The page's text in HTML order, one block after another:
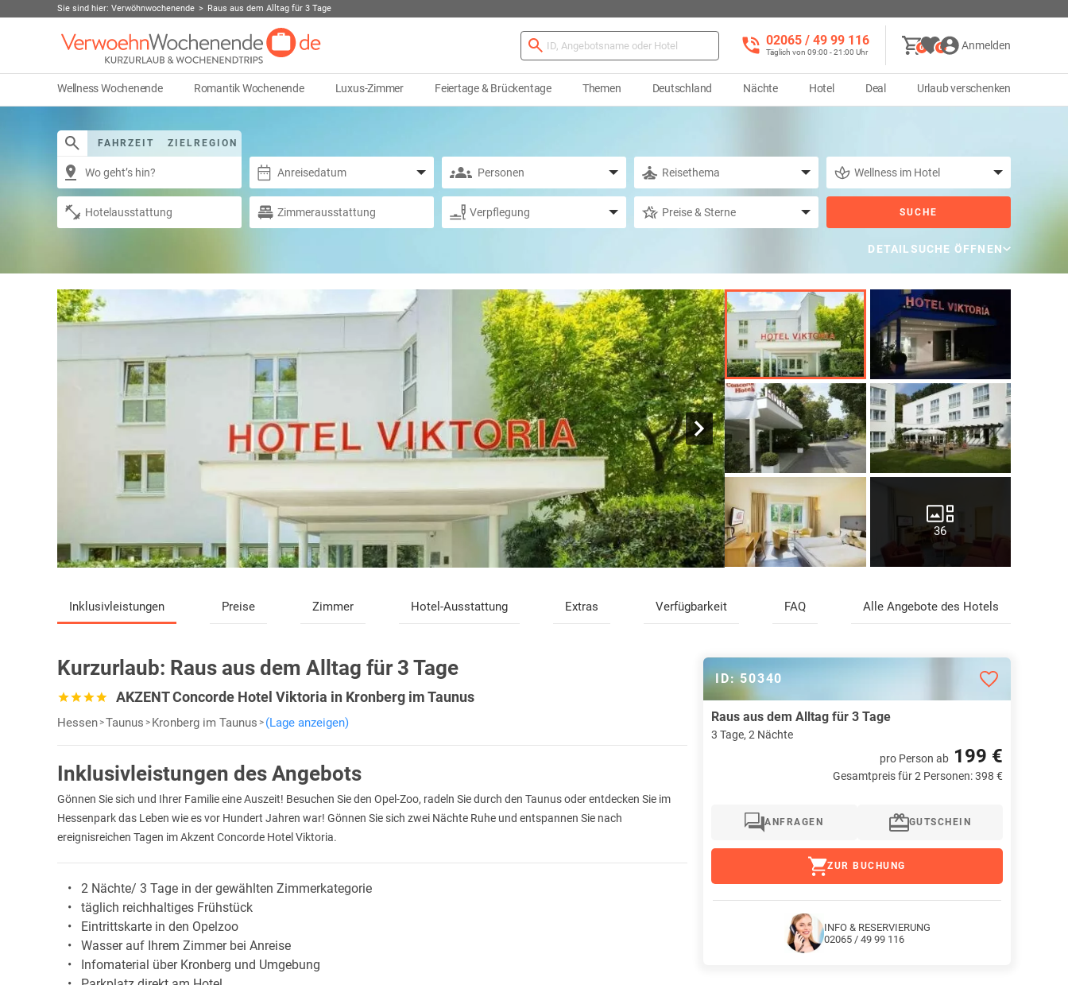
Sie sind hier: Verwöhnwochenende Raus aus dem Alltag für 3 Tage
02065 / 49 ‌99 116
Täglich von 09:00 - 21:00 Uhr
0 0 Anmelden
Wellness Wochenende Romantik Wochenende Luxus-Zimmer Feiertage & Brückentage Themen Deutschland Nächte Hotel Deal Urlaub verschenken
FAHRZEIT ZIELREGION
SUCHE
DETAILSUCHE ÖFFNEN
36
Inklusivleistungen Preise Zimmer Hotel-Ausstattung Extras Verfügbarkeit FAQ Alle Angebote des Hotels
Kurzurlaub: Raus aus dem Alltag für 3 Tage
AKZENT Concorde Hotel Viktoria in Kronberg im Taunus
Hessen Taunus Kronberg im Taunus (Lage anzeigen)
Inklusivleistungen des Angebots
Gönnen Sie sich und Ihrer Familie eine Auszeit! Besuchen Sie den Opel-Zoo, radeln Sie durch den Taunus oder entdecken Sie im
Hessenpark das Leben wie es vor Hundert Jahren war! Gönnen Sie sich zwei Nächte Ruhe und entspannen Sie nach
ereignisreichen Tagen im Akzent Concorde Hotel Viktoria.
2 Nächte/ 3 Tage in der gewählten Zimmerkategorie
täglich reichhaltiges Frühstück
Eintrittskarte in den Opelzoo
Wasser auf Ihrem Zimmer bei Anreise
Infomaterial über Kronberg und Umgebung
ID: 50340
Raus aus dem Alltag für 3 Tage
3 Tage, 2 Nächte
pro Person ab 199 €
Gesamtpreis für 2 Personen: 398 €
ANFRAGEN GUTSCHEIN
ZUR BUCHUNG
INFO & RESERVIERUNG
02065 / 49 99 116